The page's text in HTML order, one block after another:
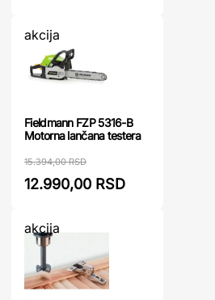
akcija
Fieldmann FZP 5316-B
Motorna lančana testera
15.394,00 RSD
12.990,00 RSD
akcija